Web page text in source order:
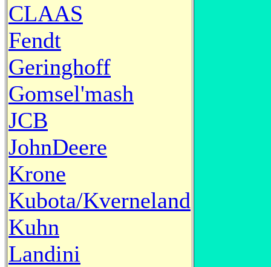
CLAAS
Fendt
Geringhoff
Gomsel'mash
JCB
JohnDeere
Krone
Kubota/Kverneland
Kuhn
Landini